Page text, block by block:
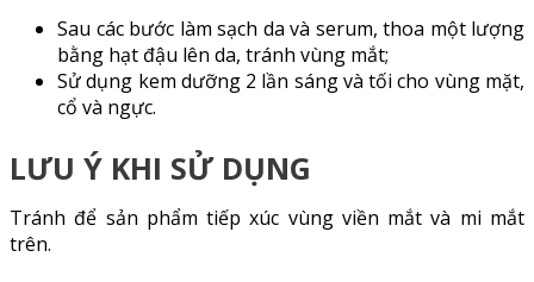
Sau các bước làm sạch da và serum, thoa một lượng
bằng hạt đậu lên da, tránh vùng mắt;
Sử dụng kem dưỡng 2 lần sáng và tối cho vùng mặt,
cổ và ngực.
LƯU Ý KHI SỬ DỤNG
Tránh để sản phẩm tiếp xúc vùng viền mắt và mi mắt
trên.